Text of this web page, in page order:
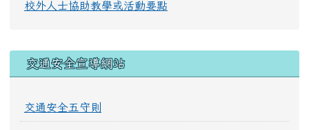
校外人士協助教學或活動要點
交通安全宣導網站
交通安全五守則